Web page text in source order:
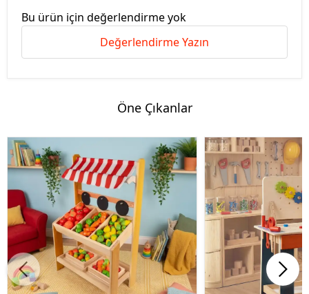
Bu ürün için değerlendirme yok
Değerlendirme Yazın
Öne Çıkanlar